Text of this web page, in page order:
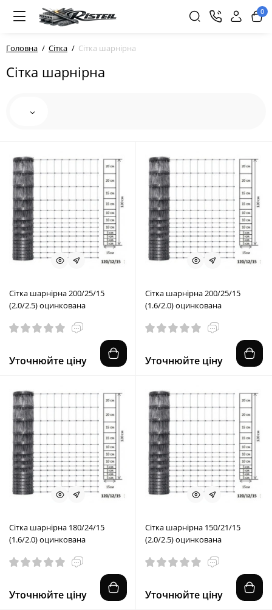
0
Головна Сітка Сітка шарнірна
Сітка шарнірна
Сітка шарнірна 200/25/15
(2.0/2.5) оцинкована
Уточнюйте ціну
Сітка шарнірна 200/25/15
(1.6/2.0) оцинкована
Уточнюйте ціну
Сітка шарнірна 180/24/15
(1.6/2.0) оцинкована
Уточнюйте ціну
Сітка шарнірна 150/21/15
(2.0/2.5) оцинкована
Уточнюйте ціну